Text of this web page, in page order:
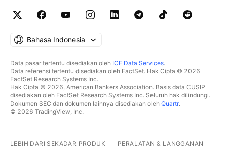
ini, maka mohon jangan lupa untuk klik tombol Like
ini. Terima kasih.
Bahasa Indonesia
Data pasar tertentu disediakan oleh ICE Data Services.
Data referensi tertentu disediakan oleh FactSet. Hak Cipta © 2026
FactSet Research Systems Inc.
Hak Cipta © 2026, American Bankers Association. Basis data CUSIP
disediakan oleh FactSet Research Systems Inc. Seluruh hak dilindungi.
Dokumen SEC dan dokumen lainnya disediakan oleh Quartr.
© 2026 TradingView, Inc.
LEBIH DARI SEKADAR PRODUK PERALATAN & LANGGANAN